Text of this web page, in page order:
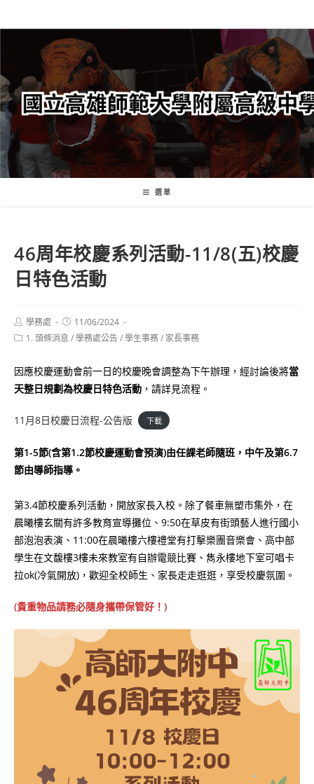
轉
要
內
容
選單
46周年校慶系列活動-11/8(五)校慶
日特色活動
Post
author:
學務處
Post
published:
11/06/2024
Post1. 頭條消息 /學務處公告/學生事務/ 家長事務
因應校慶運動會前一日的校慶晚會調整為下午辦理，經討論後將當
天整日規劃為校慶日特色活動 ，請詳見流程。
11月8日校慶日流程-公告版 下載
第1-5節(含第1.2節校慶運動會預演)由任課老師隨班，中午及第6.7
節由導師指導。
第3.4節校慶系列活動，開放家長入校。除了餐車無塑市集外，在
晨曦樓玄關有許多教育宣導攤位、9:50在草皮有街頭藝人進行國小
部泡泡表演、11:00在晨曦樓六樓禮堂有打擊樂團音樂會、高中部
學生在文馥樓3樓未來教室有自辦電競比賽、雋永樓地下室可唱卡
拉ok(冷氣開放)，歡迎全校師生、家長走走逛逛，享受校慶氛圍。
(貴重物品請務必隨身攜帶保管好！)